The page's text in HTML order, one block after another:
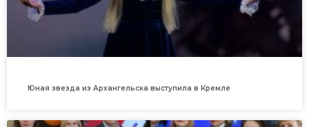
Юная звезда из Архангельска выступила в Кремле